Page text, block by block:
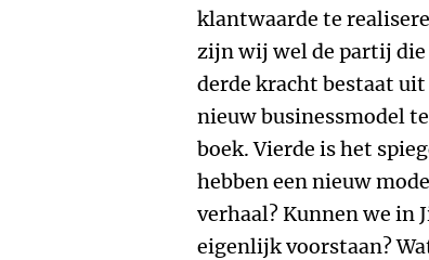
klantwaarde te
zijn wij wel de partij
derde kracht bestaat
nieuw businessmodel
boek. Vierde is het
hebben een nieuw
verhaal? Kunnen we in
eigenlijk voorstaan?